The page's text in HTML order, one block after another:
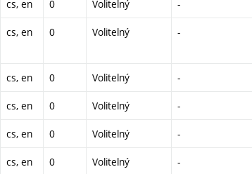
cs, en 0 Volitelný -
cs, en 0 Volitelný -
cs, en 0 Volitelný -
cs, en 0 Volitelný -
cs, en 0 Volitelný -
cs, en 0 Volitelný -